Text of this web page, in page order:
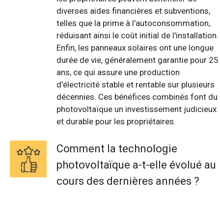
diverses aides financières et subventions,
telles que la prime à l'autoconsommation,
réduisant ainsi le coût initial de l'installation.
Enfin, les panneaux solaires ont une longue
durée de vie, généralement garantie pour 25
ans, ce qui assure une production
d'électricité stable et rentable sur plusieurs
décennies. Ces bénéfices combinés font du
photovoltaïque un investissement judicieux
et durable pour les propriétaires.
Comment la technologie
photovoltaïque a-t-elle évolué au
cours des dernières années ?